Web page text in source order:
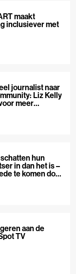
maakt
inclusiever met
journalist naar
Liz Kelly
meer
hun
in dan het is –
te komen door
aan de
TV